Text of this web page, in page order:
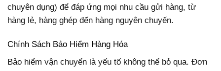
chuyên dụng) để đáp ứng mọi nhu cầu gửi hàng, từ
hàng lẻ, hàng ghép đến hàng nguyên chuyến.
Chính Sách Bảo Hiểm Hàng Hóa
Bảo hiểm vận chuyển là yếu tố không thể bỏ qua. Đơn